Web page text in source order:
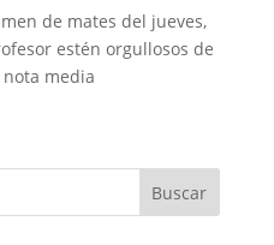
de mates del jueves,
estén orgullosos de
media
Buscar